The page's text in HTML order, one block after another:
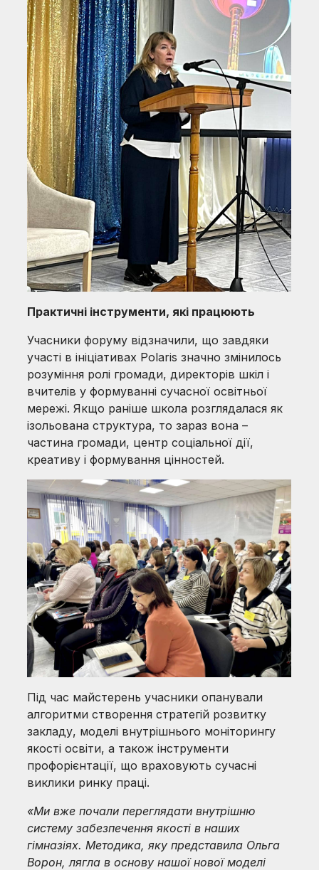
Практичні інструменти, які працюють
Учасники форуму відзначили, що завдяки
участі в ініціативах Polaris значно змінилось
розуміння ролі громади, директорів шкіл і
вчителів у формуванні сучасної освітньої
мережі. Якщо раніше школа розглядалася як
ізольована структура, то зараз вона –
частина громади, центр соціальної дії,
креативу і формування цінностей.
Під час майстерень учасники опанували
алгоритми створення стратегій розвитку
закладу, моделі внутрішнього моніторингу
якості освіти, а також інструменти
профорієнтації, що враховують сучасні
виклики ринку праці.
«Ми вже почали переглядати внутрішню
систему забезпечення якості в наших
гімназіях. Методика, яку представила Ольга
Ворон, лягла в основу нашої нової моделі